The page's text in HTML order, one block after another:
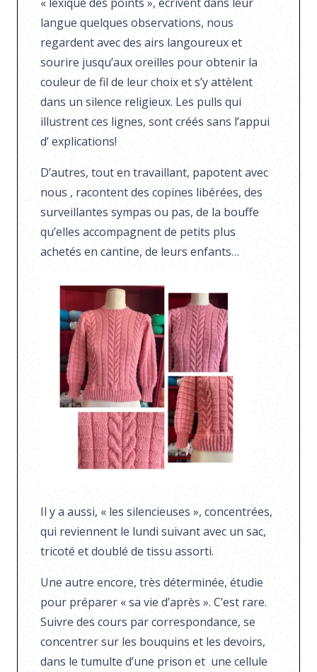
langue quelques observations, nous
regardent avec des airs langoureux et
sourire jusqu’aux oreilles pour obtenir la
couleur de fil de leur choix et s’y attèlent
dans un silence religieux. Les pulls qui
illustrent ces lignes, sont créés sans l’appui
d’ explications!
D’autres, tout en travaillant, papotent avec
nous , racontent des copines libérées, des
surveillantes sympas ou pas, de la bouffe
qu’elles accompagnent de petits plus
achetés en cantine, de leurs enfants…
Il y a aussi, « les silencieuses », concentrées,
qui reviennent le lundi suivant avec un sac,
tricoté et doublé de tissu assorti.
Une autre encore, très déterminée, étudie
pour préparer « sa vie d’après ». C’est rare.
Suivre des cours par correspondance, se
concentrer sur les bouquins et les devoirs,
dans le tumulte d’une prison et une cellule